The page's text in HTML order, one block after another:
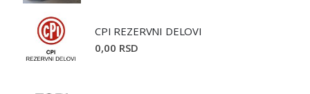
CPI REZERVNI DELOVI
0,00 RSD